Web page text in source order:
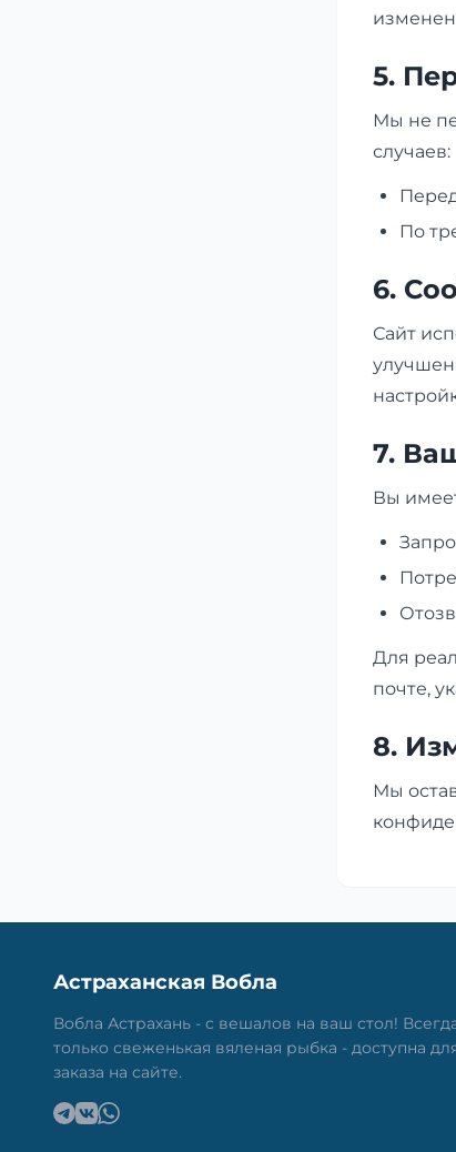
5.
Мы не
случаев:
По
6.
Сайт
7.
Вы
Для
почте,
8.
Мы
Астраханская Вобла
Вобла Астрахань - с вешалов на ваш стол!
только свеженькая вяленая рыбка - доступна
заказа на сайте.